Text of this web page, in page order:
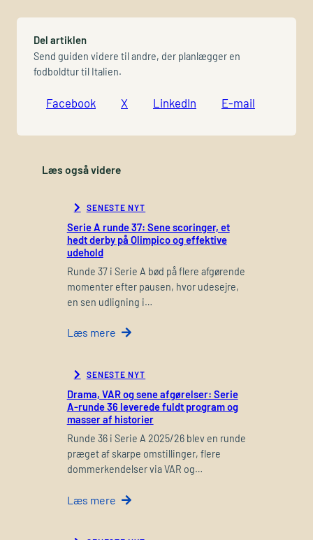
Del artiklen
Send guiden videre til andre, der planlægger en
fodboldtur til Italien.
Facebook X LinkedIn E-mail
Læs også videre
SENESTE NYT
Serie A runde 37: Sene scoringer, et
hedt derby på Olimpico og effektive
udehold
Runde 37 i Serie A bød på flere afgørende
momenter efter pausen, hvor udesejre,
en sen udligning i…
Læs mere
SENESTE NYT
Drama, VAR og sene afgørelser: Serie
A-runde 36 leverede fuldt program og
masser af historier
Runde 36 i Serie A 2025/26 blev en runde
præget af skarpe omstillinger, flere
dommerkendelser via VAR og…
Læs mere